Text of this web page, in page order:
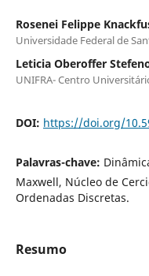
Rosenei Felippe
Universidade Federal de
Leticia Oberoffer
UNIFRA- Centro
DOI: https://doi.org/
Palavras-chave:
Maxwell, Núcleo de
Ordenadas Discretas.
Resumo